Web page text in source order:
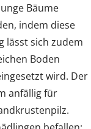
Bäume
indem diese
lässt sich zudem
Boden
wird. Der
anfällig für